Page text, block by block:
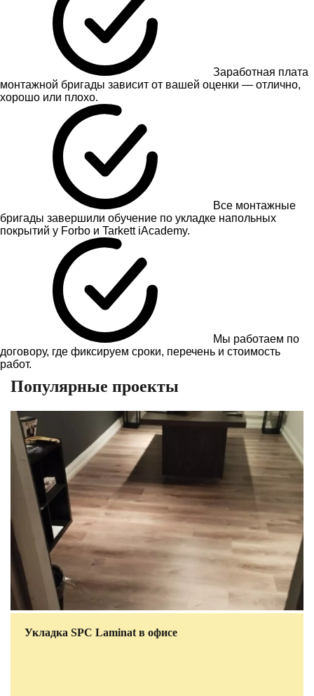
Заработная плата
монтажной бригады зависит от вашей оценки — отлично,
хорошо или плохо.
Все монтажные
бригады завершили обучение по укладке напольных
покрытий у Forbo и Tarkett iAcademy.
Мы работаем по
договору, где фиксируем сроки, перечень и стоимость
работ.
Популярные проекты
Укладка SPC Laminat в офисе